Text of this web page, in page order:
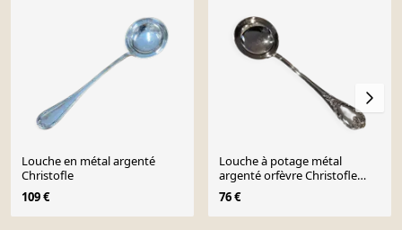
Louche en métal argenté
Christofle
109 €
Louche à potage métal
argenté orfèvre Christofle
Marly 31,6cm
76 €